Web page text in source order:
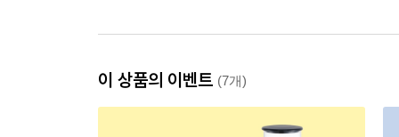
이 상품의 이벤트 (7개)